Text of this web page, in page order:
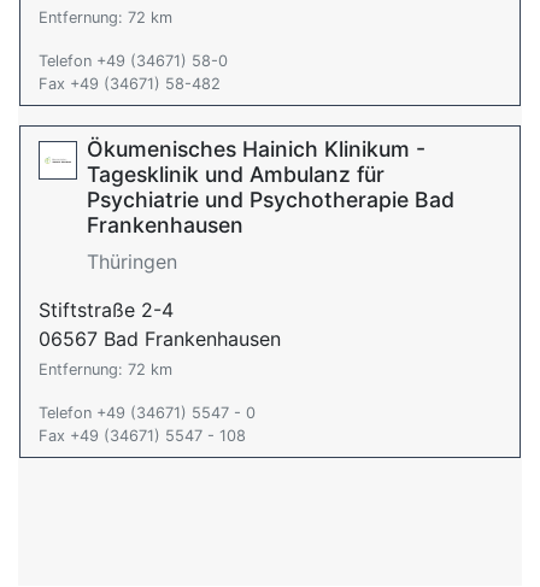
Entfernung: 72 km
Telefon +49 (34671) 58-0
Fax +49 (34671) 58-482
Ökumenisches Hainich Klinikum -
Tagesklinik und Ambulanz für
Psychiatrie und Psychotherapie Bad
Frankenhausen
Thüringen
Stiftstraße 2-4
06567 Bad Frankenhausen
Entfernung: 72 km
Telefon +49 (34671) 5547 - 0
Fax +49 (34671) 5547 - 108